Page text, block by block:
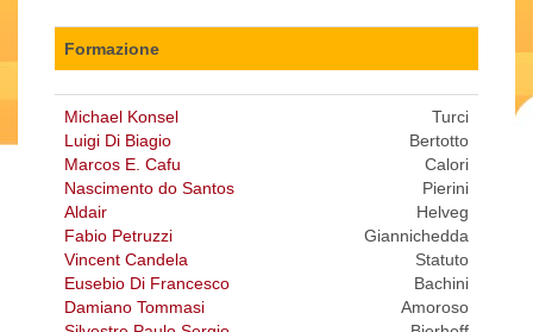
Formazione
Michael Konsel
Luigi Di Biagio
Marcos E. Cafu
Nascimento do Santos
Aldair
Fabio Petruzzi
Vincent Candela
Eusebio Di Francesco
Damiano Tommasi
Turci
Bertotto
Calori
Pierini
Helveg
Giannichedda
Statuto
Bachini
Amoroso